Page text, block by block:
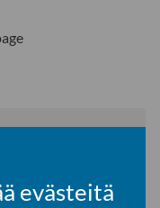
evästeitä